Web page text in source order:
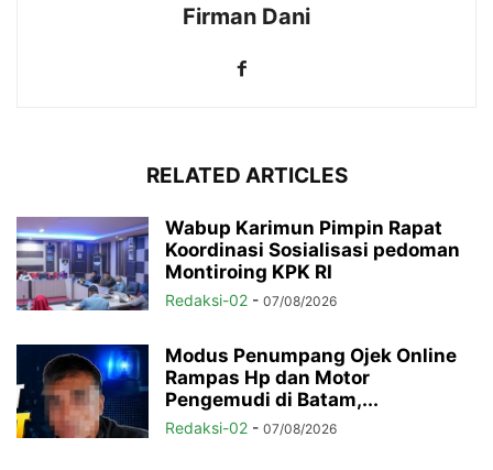
Firman Dani
RELATED ARTICLES
Wabup Karimun Pimpin Rapat
Koordinasi Sosialisasi pedoman
Montiroing KPK RI
Redaksi-02 - 07/08/2026
Modus Penumpang Ojek Online
Rampas Hp dan Motor
Pengemudi di Batam,...
Redaksi-02 - 07/08/2026